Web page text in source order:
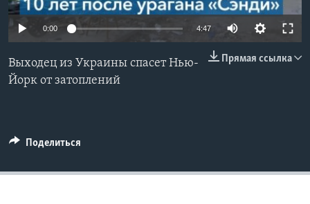
Learning English
СОЦИАЛЬНЫЕ СЕТИ
0:00 4:47
Прямая ссылка
Выходец из Украины спасет Нью-
Йорк от затоплений
Поделиться